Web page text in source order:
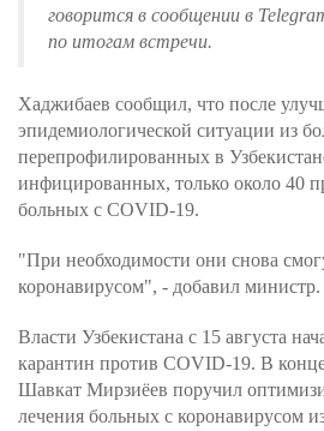
говорится в сообщении в
по итогам встречи.
Хаджибаев сообщил, что после
эпидемиологической ситуации из
перепрофилированных в
инфицированных, только около 40
больных с COVID-19.
"При необходимости они снова
коронавирусом", - добавил министр.
Власти Узбекистана с 15 августа
карантин против COVID-19. В
Шавкат Мирзиёев поручил
лечения больных с коронавирусом